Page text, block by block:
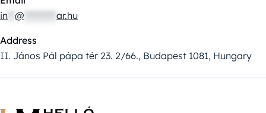
in @ ar.hu
Address
II. János Pál pápa tér 23. 2/66., Budapest 1081, Hungary